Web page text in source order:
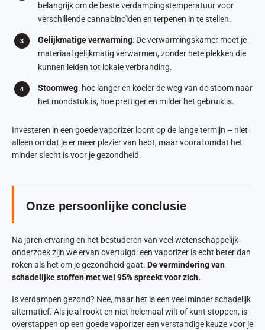
belangrijk om de beste verdampingstemperatuur voor
verschillende cannabinoïden en terpenen in te stellen.
Gelijkmatige verwarming: De verwarmingskamer moet je
materiaal gelijkmatig verwarmen, zonder hete plekken die
kunnen leiden tot lokale verbranding.
Stoomweg: hoe langer en koeler de weg van de stoom naar
het mondstuk is, hoe prettiger en milder het gebruik is.
Investeren in een goede vaporizer loont op de lange termijn – niet
alleen omdat je er meer plezier van hebt, maar vooral omdat het
minder slecht is voor je gezondheid.
Onze persoonlijke conclusie
Na jaren ervaring en het bestuderen van veel wetenschappelijk
onderzoek zijn we ervan overtuigd: een vaporizer is echt beter dan
roken als het om je gezondheid gaat. De vermindering van
schadelijke stoffen met wel 95% spreekt voor zich.
Is verdampen gezond? Nee, maar het is een veel minder schadelijk
alternatief. Als je al rookt en niet helemaal wilt of kunt stoppen, is
overstappen op een goede vaporizer een verstandige keuze voor je